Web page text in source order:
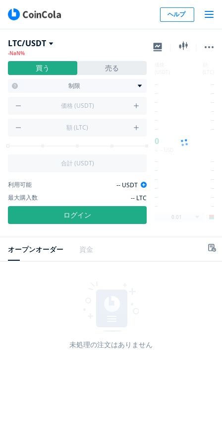
ヘルプ
LTC/USDT
-NaN%
買う 売る
制限
価格 (USDT)
額 (LTC)
合計 (USDT)
利用可能 -- USDT
最大購入数
-- LTC
ログイン
--
--
--
--
--
--
--
--
--
--
--
--
0
--
--
--
--
--
--
--
--
--
--
--
--
0.01
オープンオーダー 資金
未処理の注文はありません